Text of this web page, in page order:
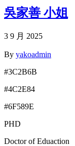
吳家善 小姐
3 9 月 2025
By yakoadmin
#3C2B6B
#4C2E84
#6F589E
PHD
Doctor of Eduaction